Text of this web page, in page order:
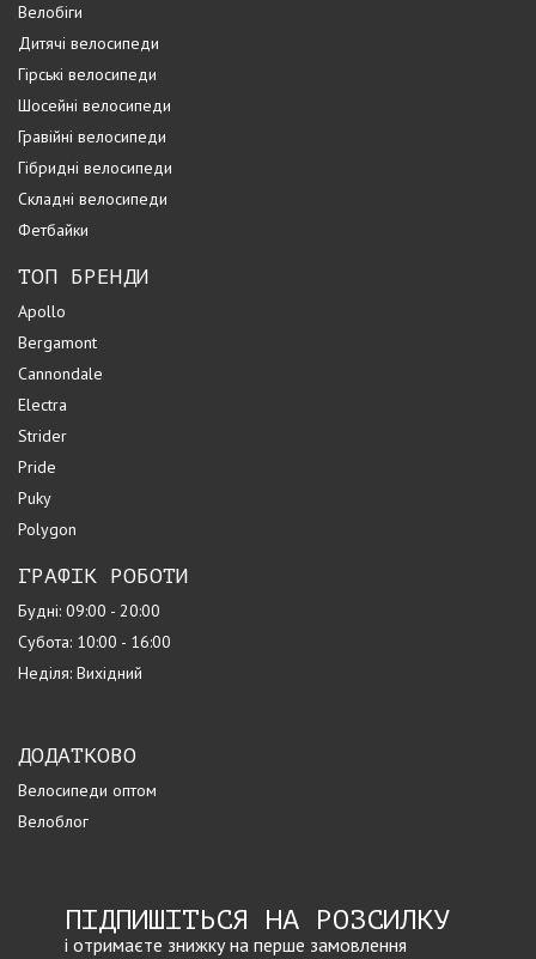
Велобіги
Дитячі велосипеди
Гірські велосипеди
Шосейні велосипеди
Гравійні велосипеди
Гібридні велосипеди
Складні велосипеди
Фетбайки
ТОП БРЕНДИ
Apollo
Bergamont
Cannondale
Electra
Strider
Pride
Puky
Polygon
ГРАФІК РОБОТИ
Будні: 09:00 - 20:00
Субота: 10:00 - 16:00
Неділя: Вихідний
ДОДАТКОВО
Велосипеди оптом
Велоблог
ПІДПИШІТЬСЯ НА РОЗСИЛКУ
і отримаєте знижку на перше замовлення